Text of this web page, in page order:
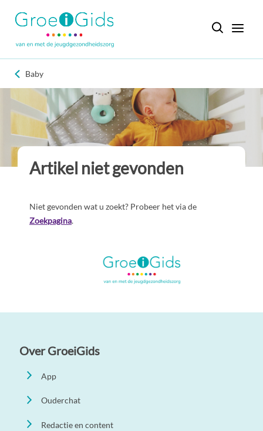
Baby
Artikel niet gevonden
Niet gevonden wat u zoekt? Probeer het via de
Zoekpagina.
Over GroeiGids
App
Ouderchat
Redactie en content